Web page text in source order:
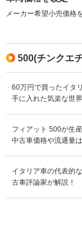
500(チンクエ
60万円で買ったイタ
手に入れた気楽な世界
フィアット 500が生
中古車価格や流通量
イタリア車の代表的
古車評論家が解説！